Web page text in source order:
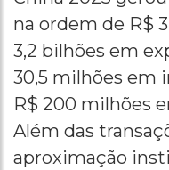
na ordem de R$
3,2 bilhões em
30,5 milhões em
R$ 200 milhões
Além das
aproximação